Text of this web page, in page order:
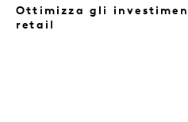
Ottimizza gli
retail